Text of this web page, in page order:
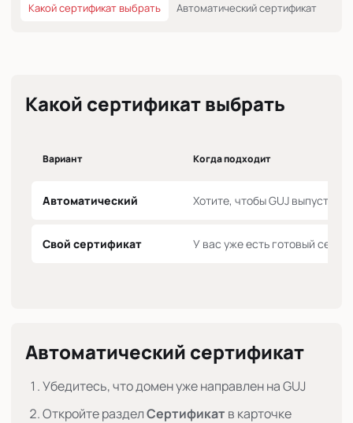
Какой сертификат выбрать
Автоматический сертификат
Какой сертификат выбрать
Вариант Когда подходит
Автоматический Хотите, чтобы GUJ выпустил
Свой сертификат У вас уже есть готовый
Автоматический сертификат
Убедитесь, что домен уже направлен на GUJ
Откройте разделСертификат в карточке